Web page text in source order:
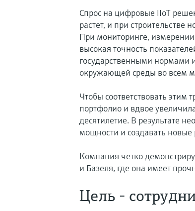
Спрос на цифровые IIoT
растет, и при строительстве
При мониторинге,
высокая точность
государственными нормами
окружающей среды во всем
Чтобы соответствовать этим
портфолио и вдвое
десятилетие. В результате
мощности и создавать новые
Компания четко
и Базеля, где она имеет
Цель -